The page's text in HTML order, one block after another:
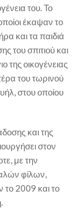
του. Το
έκαψαν το
και τα παιδιά
του σπιτιού και
της οικογένειας
του τωρινού
στου οποίου
και της
στον
με την
φίλων,
το 2009 και το